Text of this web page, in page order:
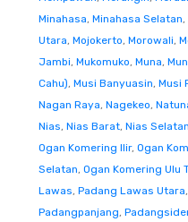
Minahasa, Minahasa Selatan,
Utara, Mojokerto, Morowali,
Jambi, Mukomuko, Muna,
Cahu), Musi Banyuasin, Musi
Nagan Raya, Nagekeo,
Nias, Nias Barat, Nias Selatan
Ogan Komering Ilir, Ogan
Selatan, Ogan Komering Ulu
Lawas, Padang Lawas Utara,
Padangpanjang,